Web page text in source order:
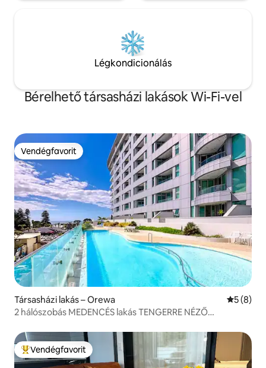
Légkondicionálás
Bérelhető társasházi lakások Wi-Fi-vel
Vendégfavorit
Vendégfavorit
Társasházi lakás – Orewa Átlagos
5 (8)
2 hálószobás MEDENCÉS lakás TENGERRE NÉZŐ
Kiemelt vendégfavorit
Vendégfavorit